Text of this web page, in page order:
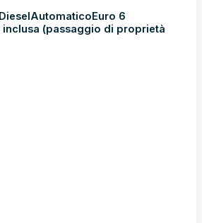
Diesel AutomaticoEuro 6
inclusa (passaggio di proprietà